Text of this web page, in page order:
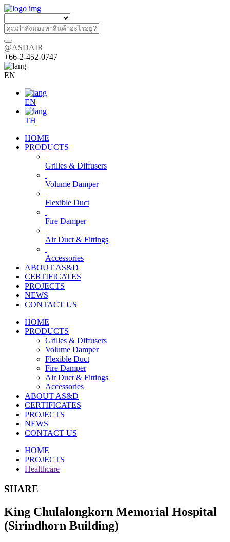
@ASDAIR
+66-2-452-0747
EN
EN
TH
HOME
PRODUCTS
Grilles & Diffusers
Volume Damper
Flexible Duct
Fire Damper
Air Duct & Fittings
Accessories
ABOUT AS&D
CERTIFICATES
PROJECTS
NEWS
CONTACT US
HOME
PRODUCTS
Grilles & Diffusers
Volume Damper
Flexible Duct
Fire Damper
Air Duct & Fittings
Accessories
ABOUT AS&D
CERTIFICATES
PROJECTS
NEWS
CONTACT US
HOME
PROJECTS
Healthcare
SHARE
King Chulalongkorn Memorial Hospital
(Sirindhorn Building)